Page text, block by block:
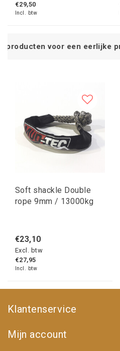
€29,50
Incl. btw
eerlijke prijs
Soft shackle Double
rope 9mm / 13000kg
€23,10
Excl. btw
€27,95
Incl. btw
Klantenservice
Mijn account